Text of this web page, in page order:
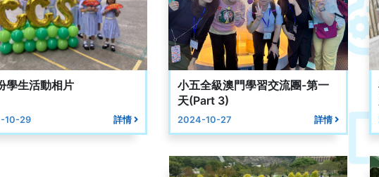
學生活動相片
10-29 詳情
小五全級澳門學習交流團-第一
天(Part 3)
2024-10-27 詳情